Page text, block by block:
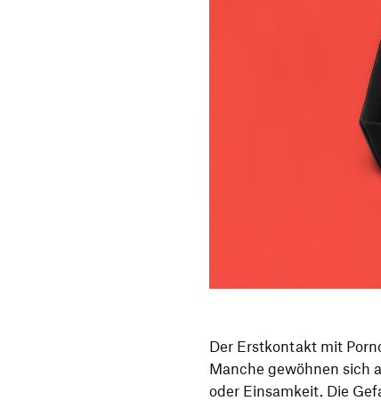
Der Erstkontakt mit
Manche gewöhnen sich
oder Einsamkeit. Die